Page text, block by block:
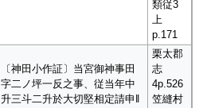
類従3
上
p.171
〔神田小作証〕当宮御神事田
字二ノ坪一反之事、従当年中
升三斗二升於大切堅相定請申‖
栗太郡
志
4p.526
笠縫村